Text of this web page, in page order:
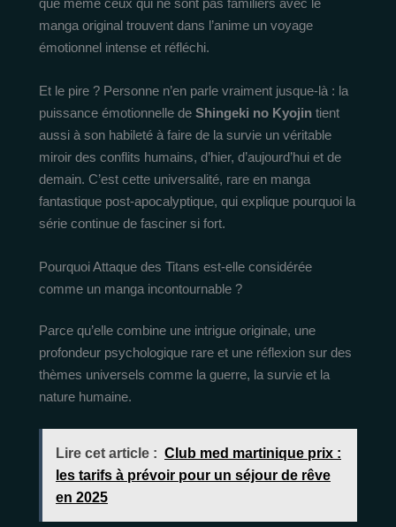
que même ceux qui ne sont pas familiers avec le
manga original trouvent dans l’anime un voyage
émotionnel intense et réfléchi.
Et le pire ? Personne n’en parle vraiment jusque-là : la
puissance émotionnelle de Shingeki no Kyojin tient
aussi à son habileté à faire de la survie un véritable
miroir des conflits humains, d’hier, d’aujourd’hui et de
demain. C’est cette universalité, rare en manga
fantastique post-apocalyptique, qui explique pourquoi la
série continue de fasciner si fort.
Pourquoi Attaque des Titans est-elle considérée
comme un manga incontournable ?
Parce qu’elle combine une intrigue originale, une
profondeur psychologique rare et une réflexion sur des
thèmes universels comme la guerre, la survie et la
nature humaine.
Lire cet article : Club med martinique prix :
les tarifs à prévoir pour un séjour de rêve
en 2025